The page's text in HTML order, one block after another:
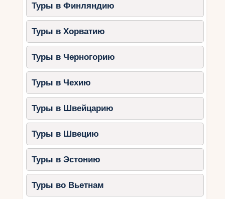
Туры в Финляндию
Туры в Хорватию
Туры в Черногорию
Туры в Чехию
Туры в Швейцарию
Туры в Швецию
Туры в Эстонию
Туры во Вьетнам